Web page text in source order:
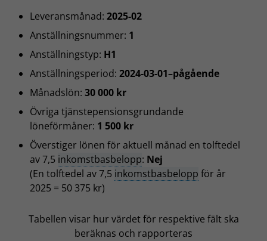
Leveransmånad: 2025-02
Anställningsnummer: 1
Anställningstyp: H1
Anställningsperiod: 2024-03-01–pågående
Månadslön: 30 000 kr
Övriga tjänstepensionsgrundande
löneförmåner: 1 500 kr
Överstiger lönen för aktuell månad en tolftedel
av 7,5 inkomstbasbelopp: Nej
(En tolftedel av 7,5 inkomstbasbelopp för år
2025 = 50 375 kr)
Tabellen visar hur värdet för respektive fält ska
beräknas och rapporteras